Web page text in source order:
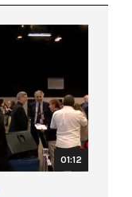
01:12